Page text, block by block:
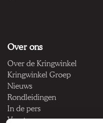
Over ons
Over de Kringwinkel
Kringwinkel Groep
Nieuws
Rondleidingen
In de pers
Vacatures